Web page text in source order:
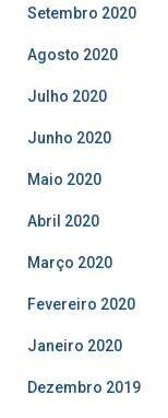
Setembro 2020
Agosto 2020
Julho 2020
Junho 2020
Maio 2020
Abril 2020
Março 2020
Fevereiro 2020
Janeiro 2020
Dezembro 2019